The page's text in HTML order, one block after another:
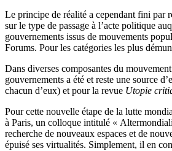
Le principe de réalité a cependant fini par
sur le type de passage à l’acte politique
gouvernements issus de mouvements
Forums. Pour les catégories les plus
Dans diverses composantes du
gouvernements a été et reste une source
chacun d’eux) et pour la revue Utopie
Pour cette nouvelle étape de la lutte
à Paris, un colloque intitulé «
recherche de nouveaux espaces et de
épuisé ses virtualités. Simplement, il en